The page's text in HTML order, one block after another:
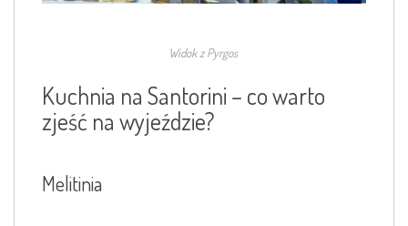
Widok z Pyrgos
Kuchnia na Santorini – co warto
zjeść na wyjeździe?
Melitinia